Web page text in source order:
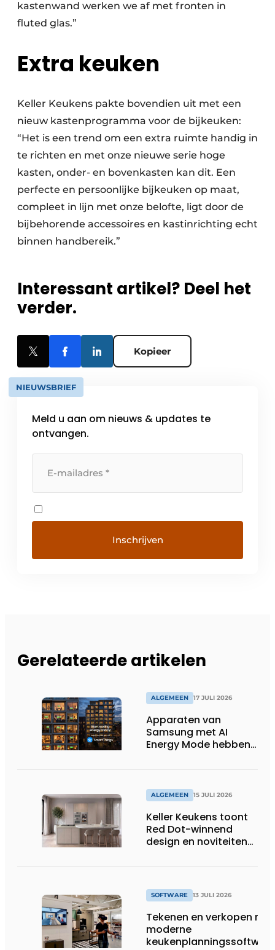
kastenwand werken we af met fronten in
fluted glas.”
Extra keuken
Keller Keukens pakte bovendien uit met een
nieuw kastenprogramma voor de bijkeuken:
“Het is een trend om een extra ruimte handig in
te richten en met onze nieuwe serie hoge
kasten, onder- en bovenkasten kan dit. Een
perfecte en persoonlijke bijkeuken op maat,
compleet in lijn met onze belofte, ligt door de
bijbehorende accessoires en kastinrichting echt
binnen handbereik.”
Interessant artikel? Deel het
verder.
Kopieer
NIEUWSBRIEF
Meld u aan om nieuws & updates te
ontvangen.
Gerelateerde artikelen
ALGEMEEN 17 JULI 2026
Apparaten van
Samsung met AI
Energy Mode hebben
huishoudens, wat
overeenkomt met het
wassen van 22.023.110
voetbalshirts
ALGEMEEN 15 JULI 2026
Keller Keukens toont
Red Dot-winnend
design en noviteiten
SOFTWARE 13 JULI 2026
Tekenen en verkopen met
moderne
keukenplanningssoftware